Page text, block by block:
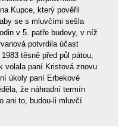
Kupce, který pověřil
se s mluvčími sešla
v 5. patře budovy, v níž
potvrdila účast
těsně před půl pátou,
volala paní Kristová znovu
úkoly paní Erbekové
že náhradní termín
ani to, budou-li mluvčí